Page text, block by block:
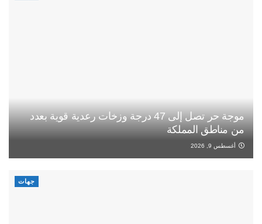
موجة حر تصل إلى 47 درجة وزخات رعدية قوية بعدد
من مناطق المملكة
أغسطس 9, 2026
جهات